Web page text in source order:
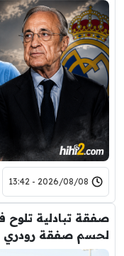
2026/08/08 - 13:42
صفقة تبادلية تلوح
لحسم صفقة رودري